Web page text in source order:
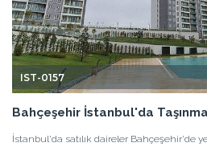
IST-0157
Bahçeşehir İstanbul'da
İstanbul'da satılık daireler Bahçeşehir'de